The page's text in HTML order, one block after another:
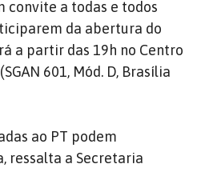
convite a todas e todos
da abertura do
a partir das 19h no Centro
601, Mód. D, Brasília
ao PT podem
ressalta a Secretaria